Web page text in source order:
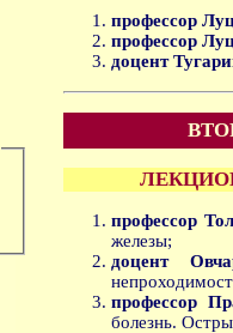
профессор
профессор
доцент
профессор
железы;
доцент
профессор
болезнь.